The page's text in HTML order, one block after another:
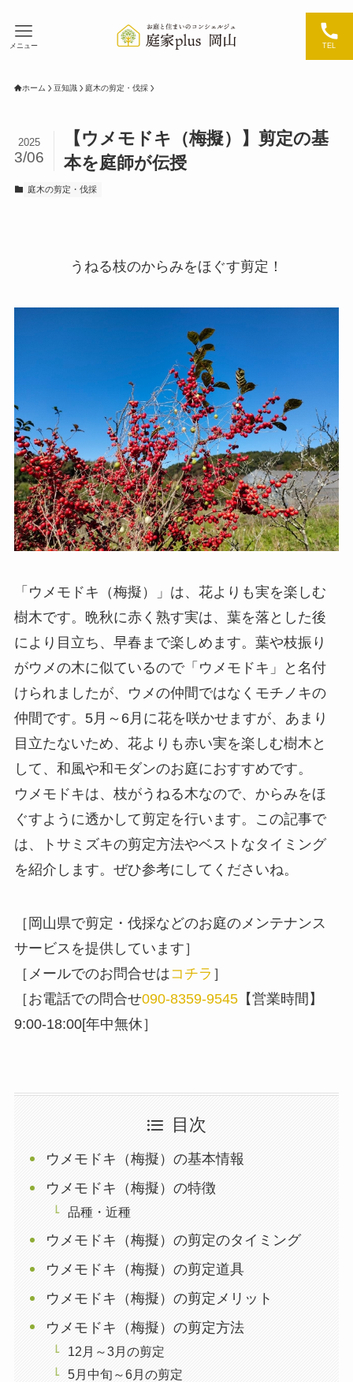
TEL
メニュー
ホーム 豆知識 庭木の剪定・伐採
【ウメモドキ（梅擬）】剪定の基
本を庭師が伝授
2025
3/06
庭木の剪定・伐採
うねる枝のからみをほぐす剪定！
「ウメモドキ（梅擬）」は、花よりも実を楽しむ
樹木です。晩秋に赤く熟す実は、葉を落とした後
により目立ち、早春まで楽しめます。葉や枝振り
がウメの木に似ているので「ウメモドキ」と名付
けられましたが、ウメの仲間ではなくモチノキの
仲間です。5月～6月に花を咲かせますが、あまり
目立たないため、花よりも赤い実を楽しむ樹木と
して、和風や和モダンのお庭におすすめです。
ウメモドキは、枝がうねる木なので、からみをほ
ぐすように透かして剪定を行います。この記事で
は、トサミズキの剪定方法やベストなタイミング
を紹介します。ぜひ参考にしてくださいね。
［岡山県で剪定・伐採などのお庭のメンテナンス
サービスを提供しています］
［メールでのお問合せはコチラ ］
［お電話での問合せ090-8359-9545【営業時間】
9:00-18:00[年中無休］
目次
ウメモドキ（梅擬）の基本情報
ウメモドキ（梅擬）の特徴
品種・近種
ウメモドキ（梅擬）の剪定のタイミング
ウメモドキ（梅擬）の剪定道具
ウメモドキ（梅擬）の剪定メリット
ウメモドキ（梅擬）の剪定方法
12月～3月の剪定
5月中旬～6月の剪定